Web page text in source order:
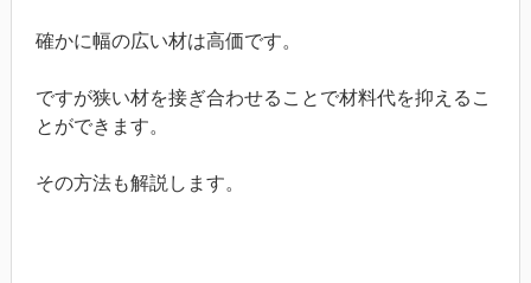
確かに幅の広い材は高価です。
ですが狭い材を接ぎ合わせることで材料代を抑えるこ
とができます。
その方法も解説します。